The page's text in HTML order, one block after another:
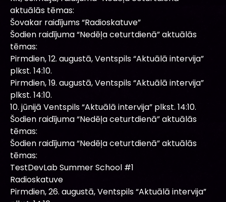
aktuālās tēmas:
Šovakar raidījums “Radioskatuve”
Šodien raidījuma “Nedēļa ceturtdienā” aktuālās
tēmas:
Pirmdien, 12. augustā, Ventspils “Aktuālā intervija”
plkst. 14:10.
Pirmdien, 19. augustā, Ventspils “Aktuālā intervija”
plkst. 14:10.
10. jūnijā Ventspils “Aktuālā intervija” plkst. 14:10.
Šodien raidījuma “Nedēļa ceturtdienā” aktuālās
tēmas:
Šodien raidījuma “Nedēļa ceturtdienā” aktuālās
tēmas:
TestDevLab Summer School #1
Radioskatuve
Pirmdien, 26. augustā, Ventspils “Aktuālā intervija”